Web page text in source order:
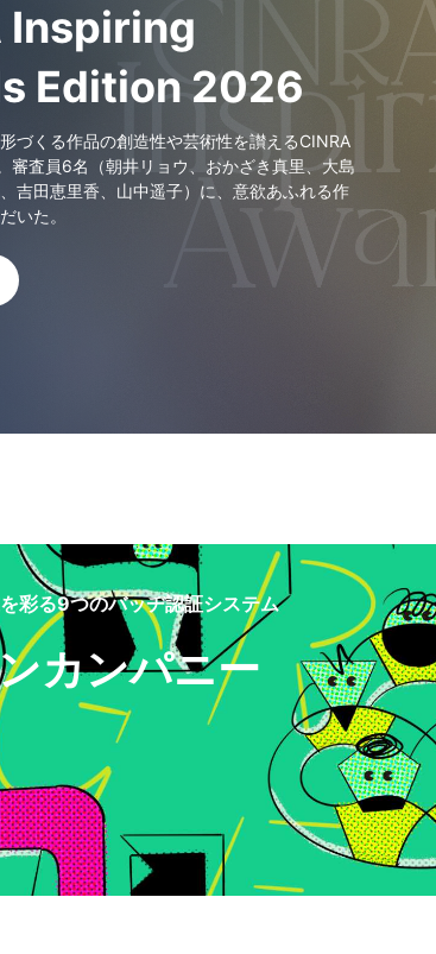
Inspiring
Edition 2026
づくる作品の創造性や芸術性を讃えるCINRA
審査員6名（朝井リョウ、おかざき真里、大島
吉田恵里香、山中遥子）に、意欲あふれる作
いた。
彩る9つのバッヂ認証システム
カンパニー